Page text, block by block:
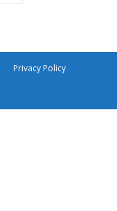
Privacy Policy